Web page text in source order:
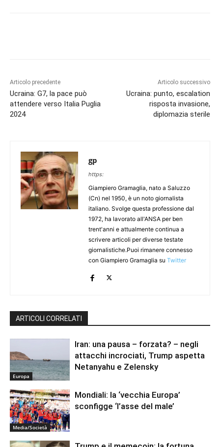
Articolo precedente
Ucraina: G7, la pace può
attendere verso Italia Puglia
2024
Articolo successivo
Ucraina: punto, escalation
risposta invasione,
diplomazia sterile
gp
https:
Giampiero Gramaglia, nato a Saluzzo
(Cn) nel 1950, è un noto giornalista
italiano. Svolge questa professione dal
1972, ha lavorato all'ANSA per ben
trent'anni e attualmente continua a
scrivere articoli per diverse testate
giornalistiche.Puoi rimanere connesso
con Giampiero Gramaglia su Twitter
ARTICOLI CORRELATI
Europa
Iran: una pausa – forzata? – negli
attacchi incrociati, Trump aspetta
Netanyahu e Zelensky
Media/Società
Mondiali: la ‘vecchia Europa’
sconfigge ‘l’asse del male’